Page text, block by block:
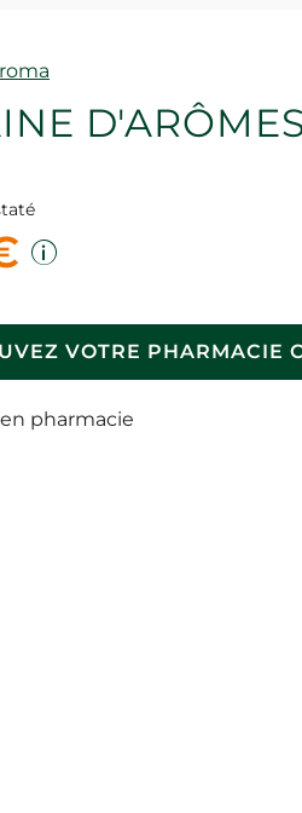
VOTRE PHARMACIE
pharmacie